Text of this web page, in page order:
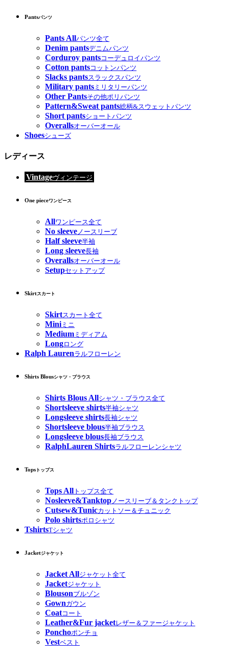
Pantsパンツ
Pants Allパンツ全て
Denim pantsデニムパンツ
Corduroy pantsコーデュロイパンツ
Cotton pantsコットンパンツ
Slacks pantsスラックスパンツ
Military pants ミリタリーパンツ
Other Pantsその他ポリパンツ
Pattern&Sweat pants総柄&スウェットパンツ
Short pantsショートパンツ
Overallsオーバーオール
Shoesシューズ
レディース
Vintageヴィンテージ
One pieceワンピース
Allワンピース全て
No sleeveノースリーブ
Half sleeve半袖
Long sleeve長袖
Overallsオーバーオール
Setupセットアップ
Skirtスカート
Skirtスカート全て
Miniミニ
Medium ミディアム
Longロング
Ralph Laurenラルフローレン
Shirts Blousシャツ・ブラウス
Shirts Blous Allシャツ・ブラウス全て
Shortsleeve shirts半袖シャツ
Longsleeve shirts長袖シャツ
Shortsleeve blous半袖ブラウス
Longsleeve blous長袖ブラウス
RalphLauren Shirtsラルフローレンシャツ
Tops トップス
Tops All トップス全て
Nosleeve&Tanktop ノースリーブ＆タンクトップ
Cutsew&Tunicカットソー＆チュニック
Polo shirtsポロシャツ
TshirtsTシャツ
Jacketジャケット
Jacket Allジャケット全て
Jacketジャケット
Blousonブルゾン
Gownガウン
Coatコート
Leather&Fur jacketレザー＆ファージャケット
Ponchoポンチョ
Vestベスト